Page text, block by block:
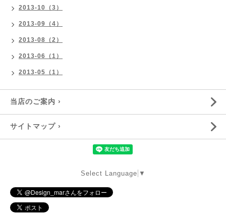
2013-10（3）
2013-09（4）
2013-08（2）
2013-06（1）
2013-05（1）
当店のご案内 ›
サイトマップ ›
Select Language ▼